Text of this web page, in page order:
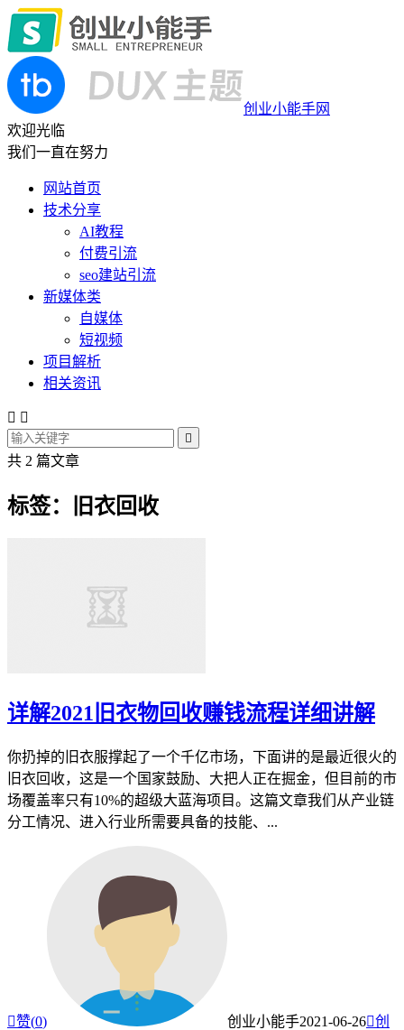
创业小能手网
欢迎光临
我们一直在努力
网站首页
技术分享
AI教程
付费引流
seo建站引流
新媒体类
自媒体
短视频
项目解析
相关资讯
 

共 2 篇文章
标签：旧衣回收
详解2021旧衣物回收赚钱流程详细讲解
你扔掉的旧衣服撑起了一个千亿市场，下面讲的是最近很火的
旧衣回收，这是一个国家鼓励、大把人正在掘金，但目前的市
场覆盖率只有10%的超级大蓝海项目。这篇文章我们从产业链
分工情况、进入行业所需要具备的技能、...
赞(0) 创业小能手2021-06-26创